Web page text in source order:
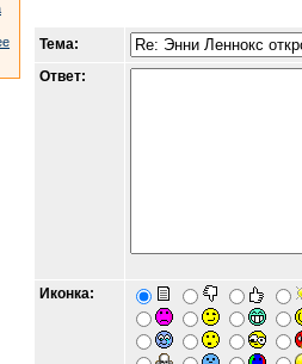
Тема:
Ответ:
Иконка: